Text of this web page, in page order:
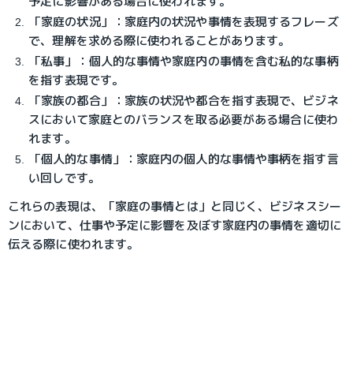
「家庭の状況」：家庭内の状況や事情を表現するフレーズ
で、理解を求める際に使われることがあります。
「私事」：個人的な事情や家庭内の事情を含む私的な事柄
を指す表現です。
「家族の都合」：家族の状況や都合を指す表現で、ビジネ
スにおいて家庭とのバランスを取る必要がある場合に使わ
れます。
「個人的な事情」：家庭内の個人的な事情や事柄を指す言
い回しです。
これらの表現は、「家庭の事情とは」と同じく、ビジネスシー
ンにおいて、仕事や予定に影響を及ぼす家庭内の事情を適切に
伝える際に使われます。